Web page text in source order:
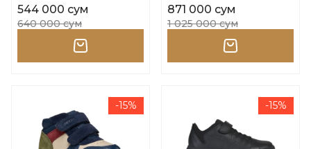
544 000 сум
640 000 сум
871 000 сум
1 025 000 сум
-15% -15%